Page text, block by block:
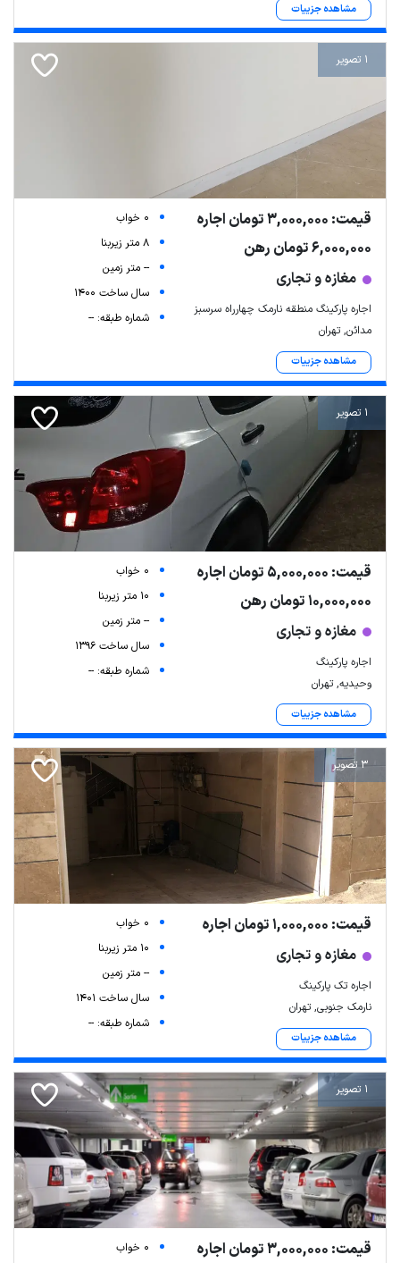
| Map data ©ariamarz.com
مشاهده جزییات
1 تصویر
قیمت: 3,000,000 تومان اجاره
6,000,000 تومان رهن
مغازه و تجاری
اجاره پارکینگ منطقه نارمک چهارراه سرسبز
مدائن, تهران
مشاهده جزییات
0 خواب
8 متر زیربنا
-- متر زمین
سال ساخت 1400
شماره طبقه: --
1 تصویر
قیمت: 5,000,000 تومان اجاره
10,000,000 تومان رهن
مغازه و تجاری
اجاره پارکینگ
وحیدیه, تهران
مشاهده جزییات
0 خواب
10 متر زیربنا
-- متر زمین
سال ساخت 1396
شماره طبقه: --
3 تصویر
قیمت: 1,000,000 تومان اجاره
مغازه و تجاری
اجاره تک پارکینگ
نارمک جنوبی, تهران
مشاهده جزییات
0 خواب
10 متر زیربنا
-- متر زمین
سال ساخت 1401
شماره طبقه: --
1 تصویر
قیمت: 3,000,000 تومان اجاره
0 خواب